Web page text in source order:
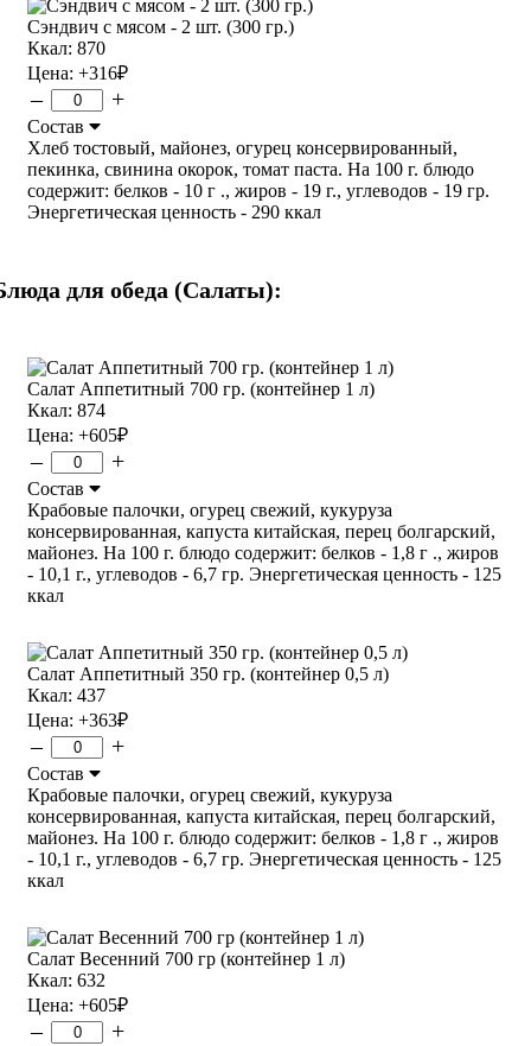
Сэндвич с мясом - 2 шт. (300 гр.)
Ккал: 870
Цена: +316₽
– +
Состав
Хлеб тостовый, майонез, огурец консервированный,
пекинка, свинина окорок, томат паста. На 100 г. блюдо
содержит: белков - 10 г ., жиров - 19 г., углеводов - 19 гр.
Энергетическая ценность - 290 ккал
для обеда (Салаты):
Салат Аппетитный 700 гр. (контейнер 1 л)
Ккал: 874
Цена: +605₽
– +
Состав
Крабовые палочки, огурец свежий, кукуруза
консервированная, капуста китайская, перец болгарский,
майонез. На 100 г. блюдо содержит: белков - 1,8 г ., жиров
- 10,1 г., углеводов - 6,7 гр. Энергетическая ценность - 125
ккал
Салат Аппетитный 350 гр. (контейнер 0,5 л)
Ккал: 437
Цена: +363₽
– +
Состав
Крабовые палочки, огурец свежий, кукуруза
консервированная, капуста китайская, перец болгарский,
майонез. На 100 г. блюдо содержит: белков - 1,8 г ., жиров
- 10,1 г., углеводов - 6,7 гр. Энергетическая ценность - 125
ккал
Салат Весенний 700 гр (контейнер 1 л)
Ккал: 632
Цена: +605₽
– +